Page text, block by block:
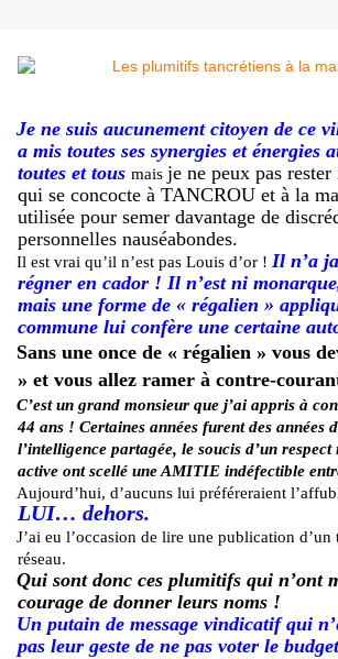
Je ne suis aucunement citoyen de ce
a mis toutes ses synergies et énergies
toutes et tous mais je ne peux pas
qui se concocte à TANCROU et à la
utilisée pour semer davantage de
personnelles nauséabondes.
Il est vrai qu’il n’est pas Louis d’or ! Il n’a
régner en cador ! Il n’est ni
mais une forme de « régalien »
commune lui confère une certaine
Sans une once de « régalien » vous
» et vous allez ramer à contre-
C’est un grand monsieur que j’ai appris à
44 ans ! Certaines années furent des années
l’intelligence partagée, le soucis d’un
active ont scellé une AMITIE indéfectible
Aujourd’hui, d’aucuns lui préféreraient
LUI… dehors.
J’ai eu l’occasion de lire une publication d’un
réseau.
Qui sont donc ces plumitifs qui n’ont
courage de donner leurs noms !
Un putain de message vindicatif qui
pas leur geste de ne pas voter le